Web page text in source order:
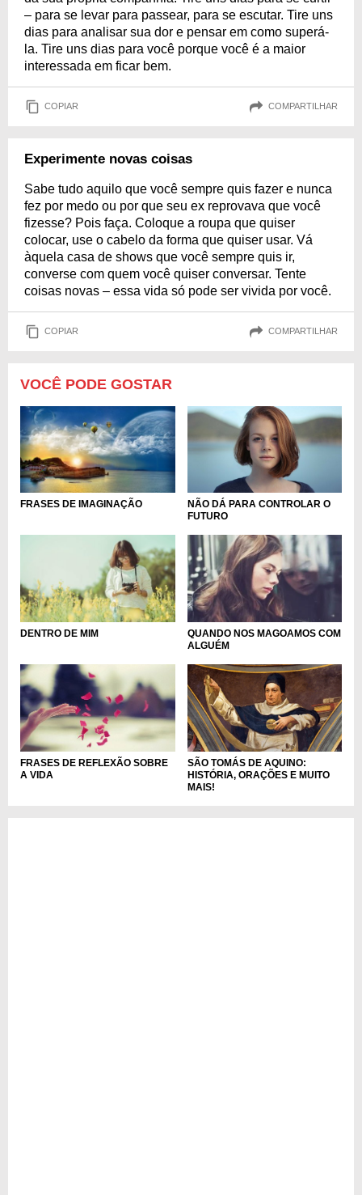
– para se levar para passear, para se escutar. Tire uns
dias para analisar sua dor e pensar em como superá-
la. Tire uns dias para você porque você é a maior
interessada em ficar bem.
COPIAR COMPARTILHAR
Experimente novas coisas
Sabe tudo aquilo que você sempre quis fazer e nunca
fez por medo ou por que seu ex reprovava que você
fizesse? Pois faça. Coloque a roupa que quiser
colocar, use o cabelo da forma que quiser usar. Vá
àquela casa de shows que você sempre quis ir,
converse com quem você quiser conversar. Tente
coisas novas – essa vida só pode ser vivida por você.
COPIAR COMPARTILHAR
VOCÊ PODE GOSTAR
FRASES DE IMAGINAÇÃO
NÃO DÁ PARA CONTROLAR O
FUTURO
DENTRO DE MIM
QUANDO NOS MAGOAMOS COM
ALGUÉM
FRASES DE REFLEXÃO SOBRE
A VIDA
SÃO TOMÁS DE AQUINO:
HISTÓRIA, ORAÇÕES E MUITO
MAIS!